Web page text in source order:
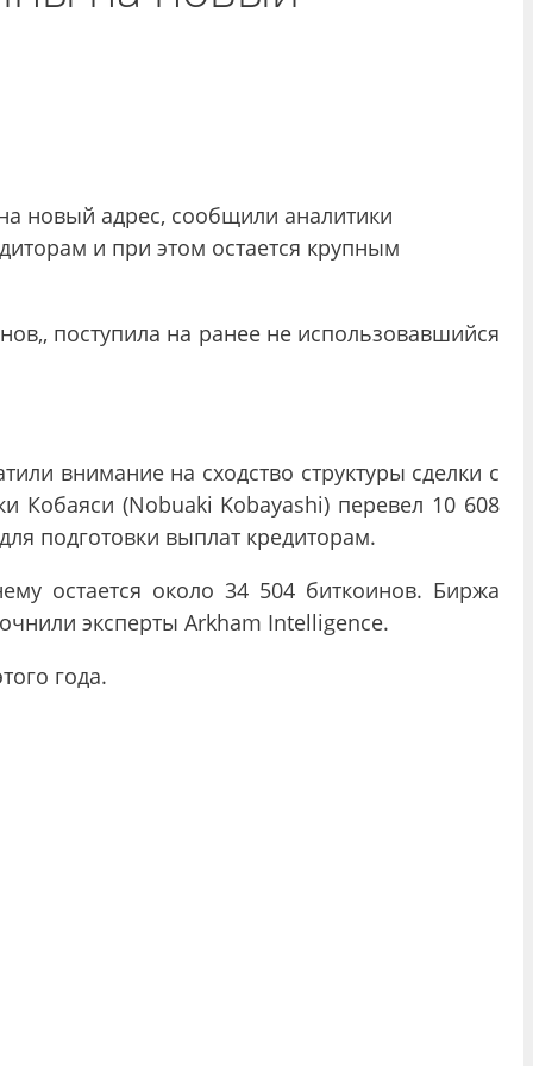
новый адрес, сообщили аналитики
и при этом остается крупным
поступила на ранее не использовавшийся
внимание на сходство структуры сделки с
Кобаяси (Nobuaki Kobayashi) перевел 10 608
подготовки выплат кредиторам.
остается около 34 504 биткоинов. Биржа
эксперты Arkham Intelligence.
года.